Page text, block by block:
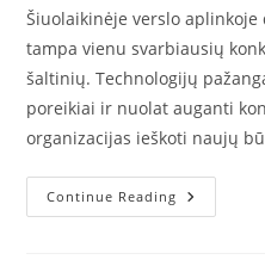
Šiuolaikinėje verslo
tampa vienu svarbiausių
šaltinių. Technologijų
poreikiai ir nuolat auganti
organizacijas ieškoti naujų
Continue Reading Personalo
Akademija